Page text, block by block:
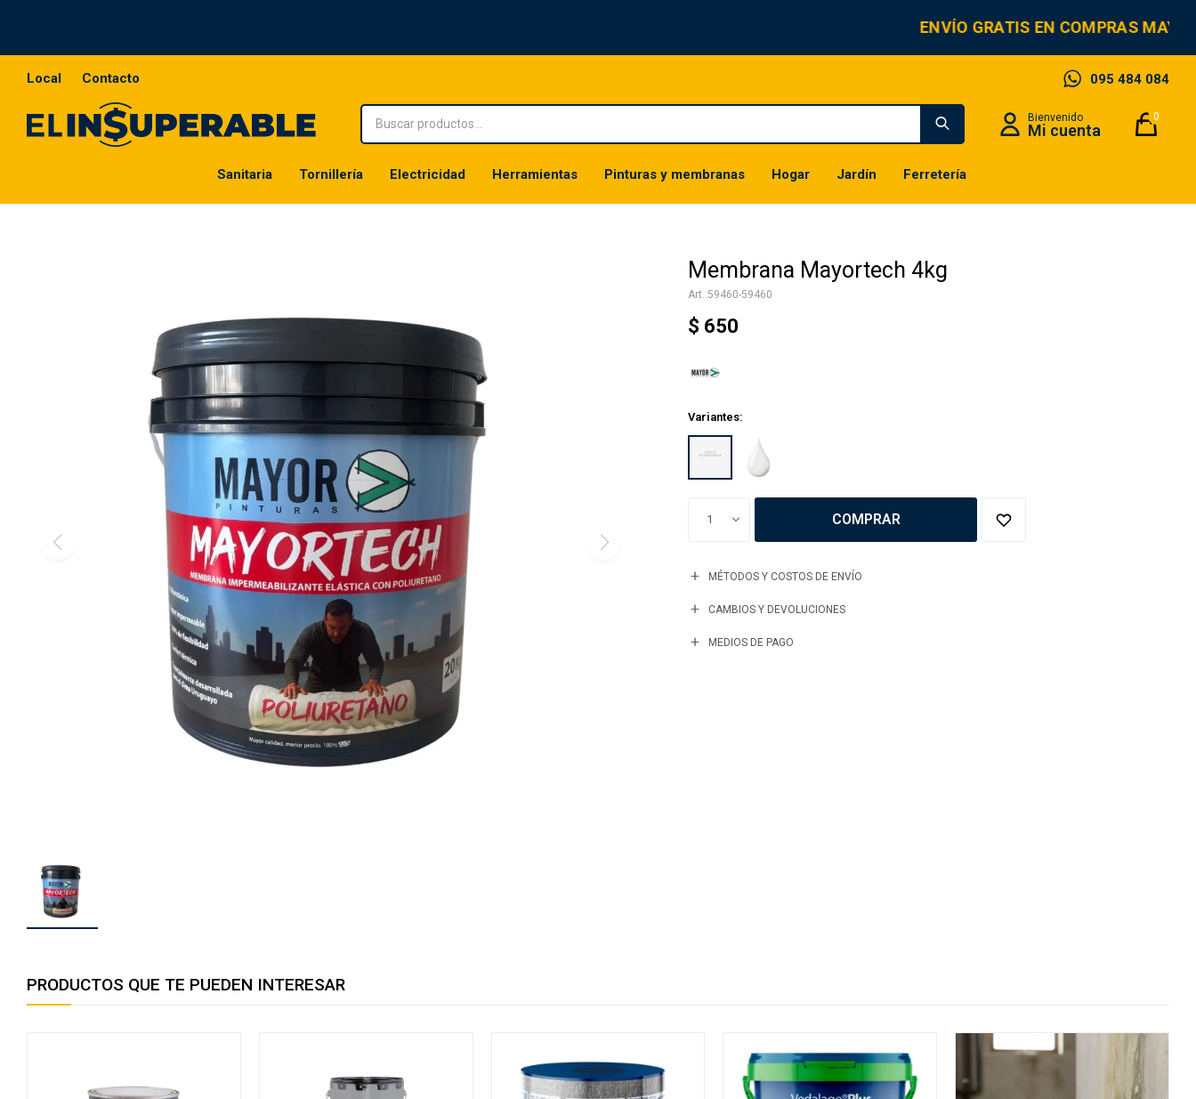
ENVÍO GRATIS EN COMPRAS
Sanitaria Tornillería Electricidad Herramientas Pinturas y membranas Hogar Jardín Ferretería
0
095 484 084
Local Contacto
Membrana Mayortech 4kg
59460-59460
$ 650
Variantes:
1 COMPRAR
MÉTODOS Y COSTOS DE ENVÍO
CAMBIOS Y DEVOLUCIONES
MEDIOS DE PAGO
PRODUCTOS QUE TE PUEDEN INTERESAR